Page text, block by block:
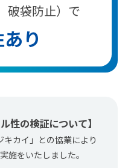
破袋防止）で
り
性の検証について】
カイ」との協業により
施をいたしました。